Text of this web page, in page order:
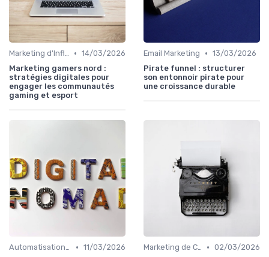
Marketing d'Influence • 14/03/2026
Marketing gamers nord :
stratégies digitales pour
engager les communautés
gaming et esport
Email Marketing • 13/03/2026
Pirate funnel : structurer
son entonnoir pirate pour
une croissance durable
Automatisation du Marketing • 11/03/2026
Marketing de Contenu • 02/03/2026